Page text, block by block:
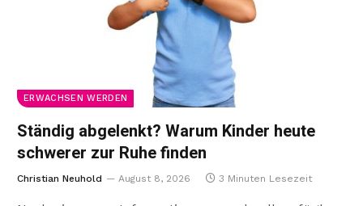
ERWACHSEN WERDEN
Ständig abgelenkt? Warum Kinder heute
schwerer zur Ruhe finden
Christian Neuhold August 8, 2026 3 Minuten Lesezeit